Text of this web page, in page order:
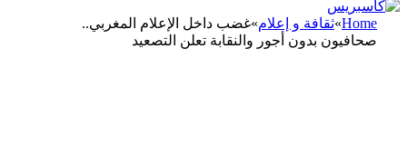
Home
»ثقافة و إعلام»غضب داخل الإعلام المغربي..
صحافيون بدون أجور والنقابة تعلن التصعيد